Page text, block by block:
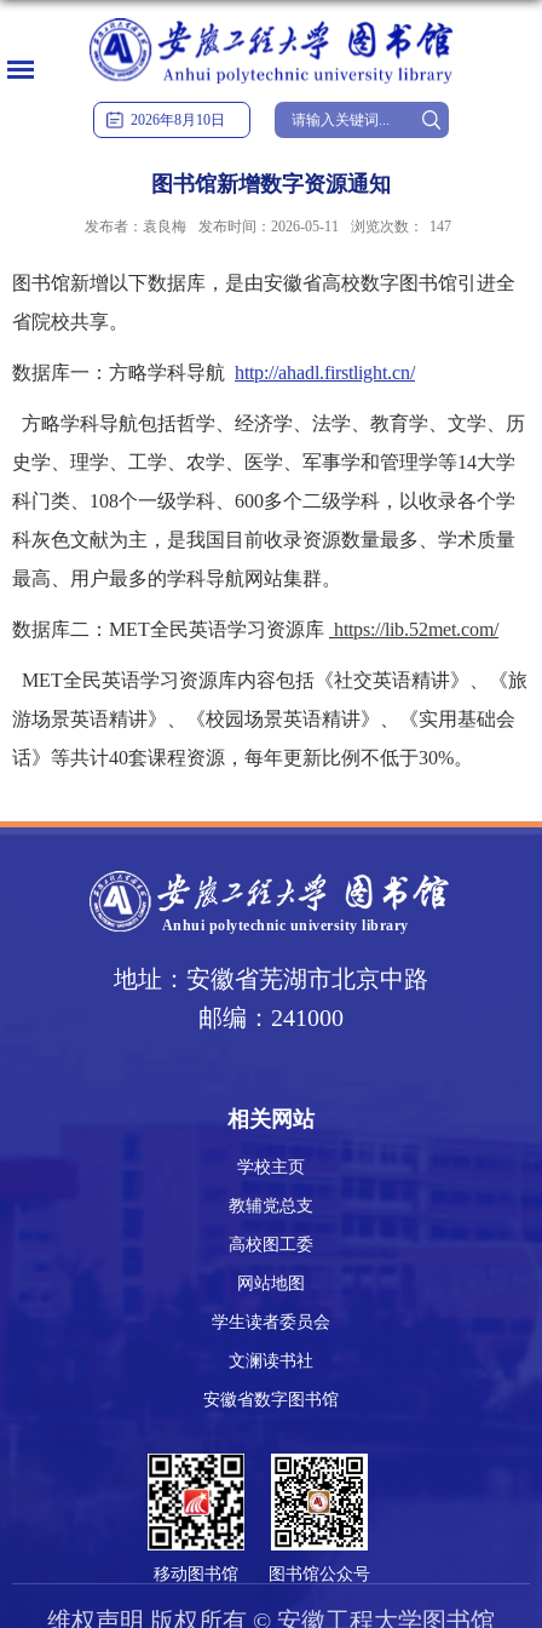
2026年8月 10日
图书馆新增数字资源通知
发布者：袁良梅 发布时间：2026-05-11 浏览次数： 147
图书馆新增以下数据库，是由安徽省高校数字图书馆引进全
省院校共享。
数据库一：方略学科导航 http://ahadl.firstlight.cn/
方略学科导航包括哲学、经济学、法学、教育学、文学、历
史学、理学、工学、农学、医学、军事学和管理学等14大学
科门类、108个一级学科、600多个二级学科，以收录各个学
科灰色文献为主，是我国目前收录资源数量最多、学术质量
最高、用户最多的学科导航网站集群。
数据库二：MET全民英语学习资源库 https://lib.52met.com/
MET全民英语学习资源库内容包括《社交英语精讲》、《旅
游场景英语精讲》、《校园场景英语精讲》、《实用基础会
话》等共计40套课程资源，每年更新比例不低于30%。
地址：安徽省芜湖市北京中路
邮编：241000
相关网站
学校主页
教辅党总支
高校图工委
网站地图
学生读者委员会
文澜读书社
安徽省数字图书馆
移动图书馆 图书馆公众号
维权声明 版权所有 © 安徽工程大学图书馆